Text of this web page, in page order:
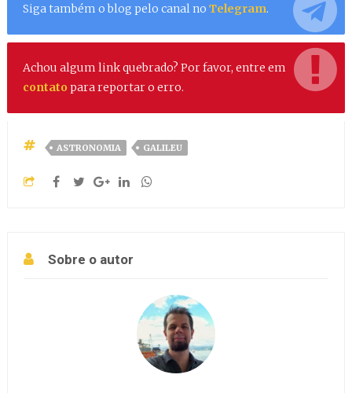
Siga também o blog pelo canal no Telegram.
Achou algum link quebrado? Por favor, entre em
contato para reportar o erro.
ASTRONOMIA GALILEU
Sobre o autor